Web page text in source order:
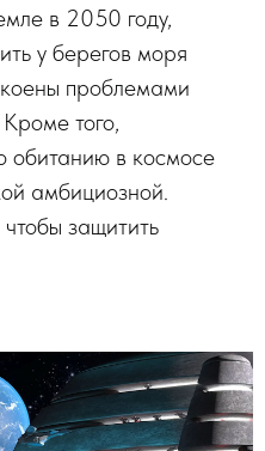
в 2050 году,
у берегов моря
проблемами
того,
обитанию в космосе
амбициозной.
защитить